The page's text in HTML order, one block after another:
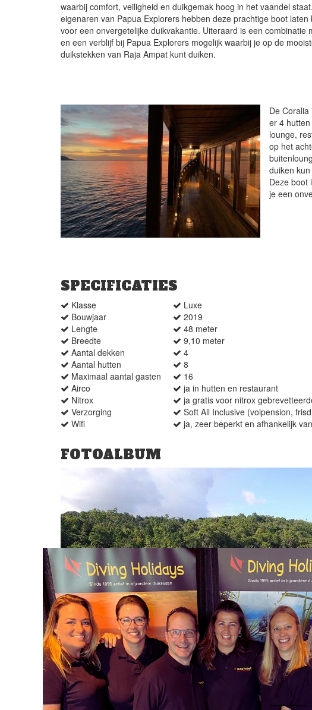
waarbij comfort, veiligheid en duikgemak hoog in het vaandel
eigenaren van Papua Explorers hebben deze prachtige boot laten
voor een onvergetelijke duikvakantie. Uiteraard is een combinatie
en een verblijf bij Papua Explorers mogelijk waarbij je op de
duikstekken van Raja Ampat kunt duiken.
De
er 4
lounge,
op het
duiken
Deze boot
je een
SPECIFICATIES
Klasse
Bouwjaar
Lengte
Breedte
Aantal dekken
Aantal hutten
Maximaal aantal gasten
Airco
Nitrox
Verzorging
Wifi
Luxe
2019
48 meter
9,10 meter
4
8
16
ja in hutten en restaurant
ja gratis voor nitrox
Soft All Inclusive (volpension,
ja, zeer beperkt en afhankelijk
FOTOALBUM